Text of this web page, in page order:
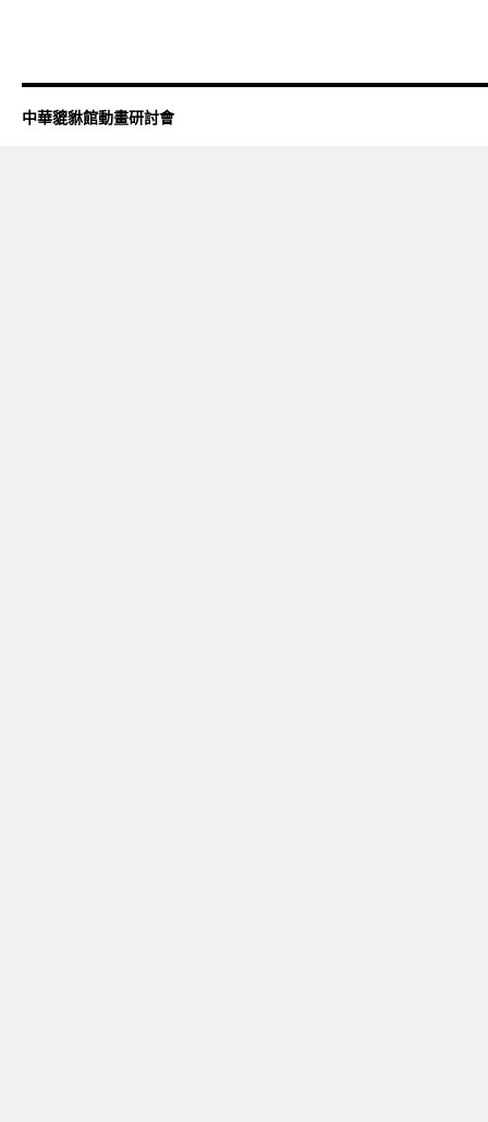
中華貔貅館動畫研討會